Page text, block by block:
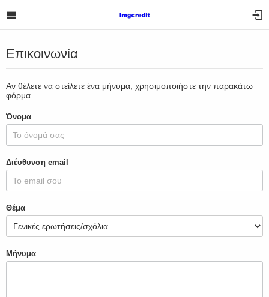
Επικοινωνία
Αν θέλετε να στείλετε ένα μήνυμα, χρησιμοποιήστε την παρακάτω
φόρμα.
Όνομα
Διέυθυνση email
Θέμα
Μήνυμα